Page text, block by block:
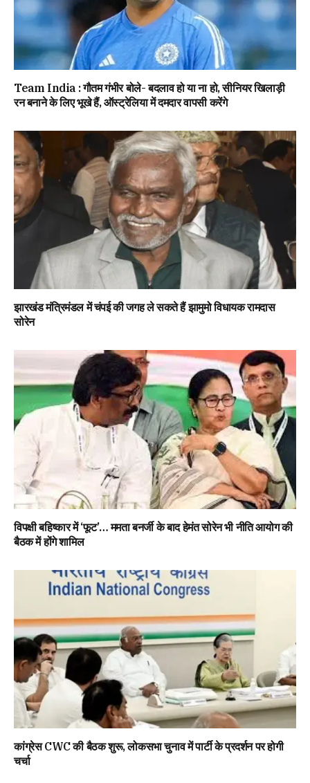
Team India : गौतम गंभीर बोले- बदलाव हो या ना हो, सीनियर खिलाड़ी
रन बनाने के लिए भूखे हैं, ऑस्ट्रेलिया में दमदार वापसी करेंगे
झारखंड मंत्रिमंडल में चंपई की जगह ले सकते हैं झामुमो विधायक रामदास
सोरेन
विपक्षी बहिष्कार में ‘फूट’… ममता बनर्जी के बाद हेमंत सोरेन भी नीति आयोग की
बैठक में होंगे शामिल
कांग्रेस CWC की बैठक शुरू, लोकसभा चुनाव में पार्टी के प्रदर्शन पर होगी
चर्चा